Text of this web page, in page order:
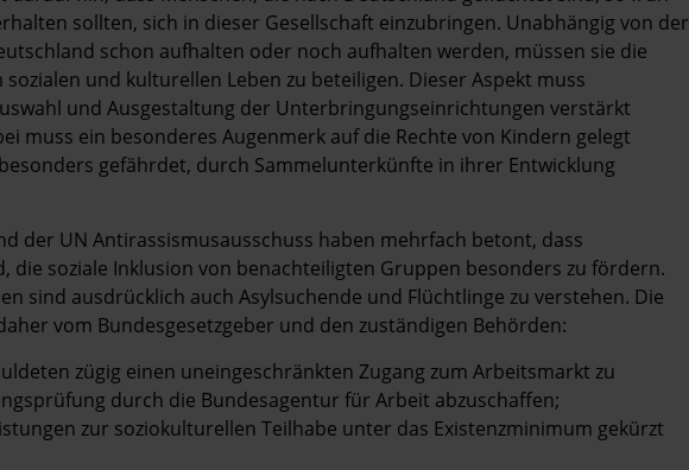
sollten, sich in dieser Gesellschaft einzubringen. Unabhängig von der
schon aufhalten oder noch aufhalten werden, müssen sie die
und kulturellen Leben zu beteiligen. Dieser Aspekt muss
und Ausgestaltung der Unterbringungseinrichtungen verstärkt
muss ein besonderes Augenmerk auf die Rechte von Kindern gelegt
gefährdet, durch Sammelunterkünfte in ihrer Entwicklung
der UN Antirassismusausschuss haben mehrfach betont, dass
die soziale Inklusion von benachteiligten Gruppen besonders zu fördern.
sind ausdrücklich auch Asylsuchende und Flüchtlinge zu verstehen. Die
vom Bundesgesetzgeber und den zuständigen Behörden:
zügig einen uneingeschränkten Zugang zum Arbeitsmarkt zu
durch die Bundesagentur für Arbeit abzuschaffen;
zur soziokulturellen Teilhabe unter das Existenzminimum gekürzt